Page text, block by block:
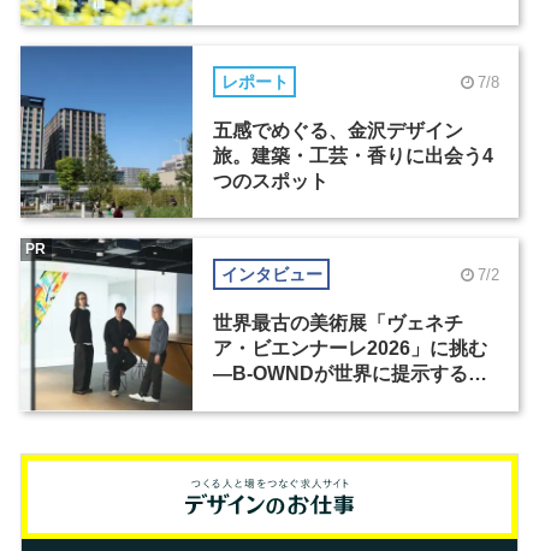
レポート 7/8
五感でめぐる、金沢デザイン
旅。建築・工芸・香りに出会う4
つのスポット
インタビュー 7/2
世界最古の美術展「ヴェネチ
ア・ビエンナーレ2026」に挑む
―B-OWNDが世界に提示する美
PR